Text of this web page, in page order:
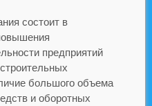
состоит в
предприятий
большого объема
и оборотных